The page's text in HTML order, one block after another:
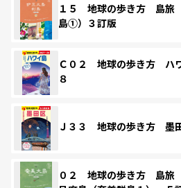
１５ 地球の歩き方 島旅
島①）３訂版
Ｃ０２ 地球の歩き方 ハ
８
Ｊ３３ 地球の歩き方 墨
０２ 地球の歩き方 島